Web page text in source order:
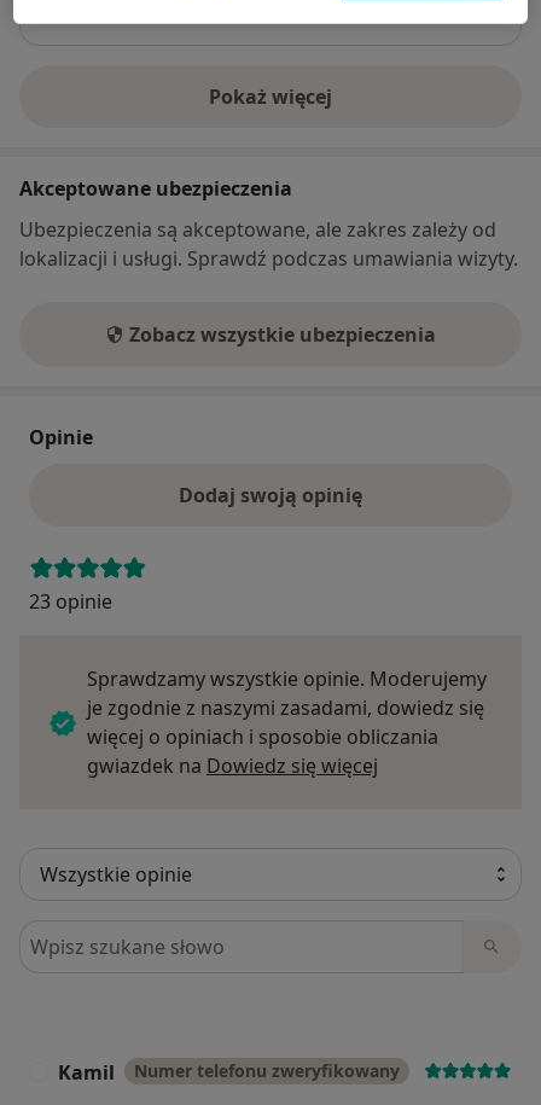
Pokaż więcej
o adresie
Akceptowane ubezpieczenia
Ubezpieczenia są akceptowane, ale zakres zależy od
lokalizacji i usługi. Sprawdź podczas umawiania wizyty.
Zobacz wszystkie ubezpieczenia
Opinie
Dodaj swoją opinię
23 opinie
Sprawdzamy wszystkie opinie. Moderujemy
je zgodnie z naszymi zasadami, dowiedz się
więcej o opiniach i sposobie obliczania
gwiazdek na Dowiedz się więcej
Szukaj w opiniach
Kamil Numer telefonu zweryfikowany